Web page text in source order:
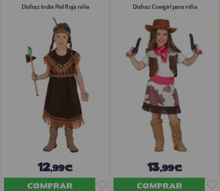
Al crear una cuenta en
podrás realizar tus
compras rápidamente en nuestra tienda virtual, revisar el estado de tus
pedidos y consultar tus operaciones anteriores.
¡Adelante! Te estabamos esperando.
CREAR CUENTA
Disfraz India Piel Roja niña
12,99€
COMPRAR
Disfraz Cowgirl para niña
13,99€
COMPRAR